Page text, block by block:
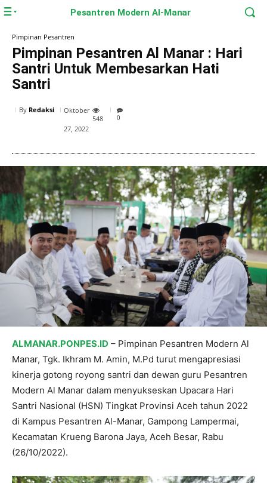
Pesantren Modern Al-Manar
Pimpinan Pesantren
Pimpinan Pesantren Al Manar : Hari
Santri Untuk Membesarkan Hati
Santri
By Redaksi Oktober
27, 2022
548 0
ALMANAR.PONPES.ID – Pimpinan Pesantren Modern Al
Manar, Tgk. Ikhram M. Amin, M.Pd turut mengapresiasi
kinerja gotong royong santri dan dewan guru Pesantren
Modern Al Manar dalam menyukseskan Upacara Hari
Santri Nasional (HSN) Tingkat Provinsi Aceh tahun 2022
di Kampus Pesantren Al-Manar, Gampong Lampermai,
Kecamatan Krueng Barona Jaya, Aceh Besar, Rabu
(26/10/2022).